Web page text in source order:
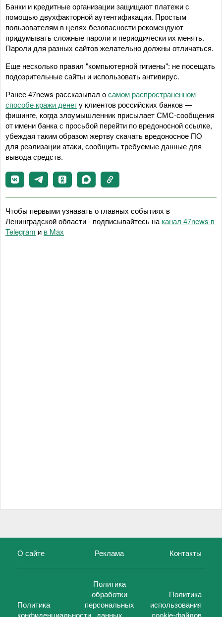
Банки и кредитные организации защищают платежи с
помощью двухфакторной аутентификации. Простым
пользователям в целях безопасности рекомендуют
придумывать сложные пароли и периодически их менять.
Пароли для разных сайтов желательно должны отличаться.
Еще несколько правил "компьютерной гигиены": не посещать
подозрительные сайты и использовать антивирус.
Ранее 47news рассказывал осамом распространенном
способе кражи денегу клиентов российских банков —
фишинге, когда злоумышленник присылает СМС-сообщения
от имени банка с просьбой перейти по вредоносной ссылке,
убеждая таким образом жертву скачать вредоносное ПО
для реализации атаки, сообщить требуемые данные для
вывода средств.
Чтобы первыми узнавать о главных событиях в
Ленинградской области - подписывайтесь на канал 47news в
Telegram и в Maх
О сайте Реклама Контакты
Политика
конфиденциальности
Политика
обработки
персональных
данных
Политика
использования
cookie-файлов